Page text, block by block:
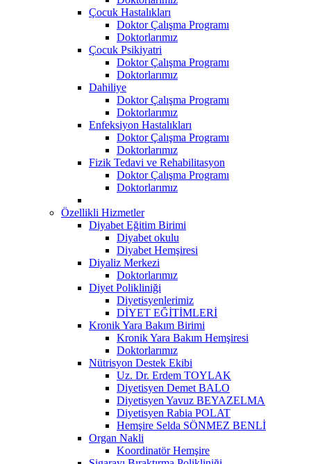
Çocuk Hastalıkları
Doktor Çalışma Programı
Doktorlarımız
Çocuk Psikiyatri
Doktor Çalışma Programı
Doktorlarımız
Dahiliye
Doktor Çalışma Programı
Doktorlarımız
Enfeksiyon Hastalıkları
Doktor Çalışma Programı
Doktorlarımız
Fizik Tedavi ve Rehabilitasyon
Doktor Çalışma Programı
Doktorlarımız
Özellikli Hizmetler
Diyabet Eğitim Birimi
Diyabet okulu
Diyabet Hemşiresi
Diyaliz Merkezi
Doktorlarımız
Diyet Polikliniği
Diyetisyenlerimiz
DİYET EĞİTİMLERİ
Kronik Yara Bakım Birimi
Kronik Yara Bakım Hemşiresi
Doktorlarımız
Nütrisyon Destek Ekibi
Uz. Dr. Erdem TOYLAK
Diyetisyen Demet BALO
Diyetisyen Yavuz BEYAZELMA
Diyetisyen Rabia POLAT
Hemşire Selda SÖNMEZ BENLİ
Organ Nakli
Koordinatör Hemşire